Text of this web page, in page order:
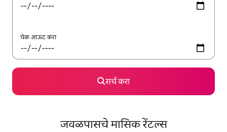
चेक आऊट करा
सर्च करा
जवळपासचे मासिक रेंटल्स